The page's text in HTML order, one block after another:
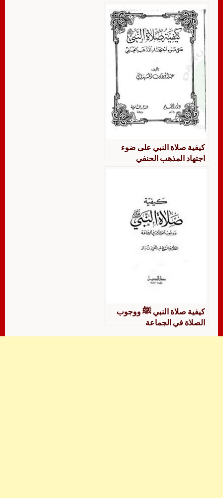
كيفية صلاة النبي على ضوء
اجتهاد المذهب الحنفي
كيفية صلاة النبي ﷺ ووجوب
الصلاة في الجماعة